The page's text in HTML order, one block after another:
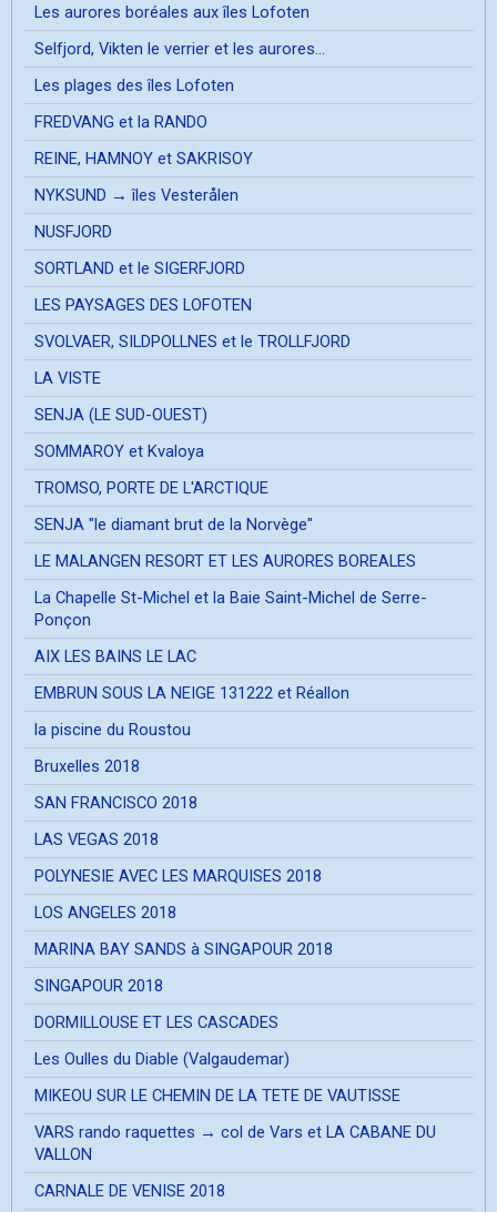
Les aurores boréales aux îles Lofoten
Selfjord, Vikten le verrier et les aurores...
Les plages des îles Lofoten
FREDVANG et la RANDO
REINE, HAMNOY et SAKRISOY
NYKSUND → îles Vesterålen
NUSFJORD
SORTLAND et le SIGERFJORD
LES PAYSAGES DES LOFOTEN
SVOLVAER, SILDPOLLNES et le TROLLFJORD
LA VISTE
SENJA (LE SUD-OUEST)
SOMMAROY et Kvaloya
TROMSO, PORTE DE L'ARCTIQUE
SENJA "le diamant brut de la Norvège"
LE MALANGEN RESORT ET LES AURORES BOREALES
La Chapelle St-Michel et la Baie Saint-Michel de Serre-
Ponçon
AIX LES BAINS LE LAC
EMBRUN SOUS LA NEIGE 131222 et Réallon
la piscine du Roustou
Bruxelles 2018
SAN FRANCISCO 2018
LAS VEGAS 2018
POLYNESIE AVEC LES MARQUISES 2018
LOS ANGELES 2018
MARINA BAY SANDS à SINGAPOUR 2018
SINGAPOUR 2018
DORMILLOUSE ET LES CASCADES
Les Oulles du Diable (Valgaudemar)
MIKEOU SUR LE CHEMIN DE LA TETE DE VAUTISSE
VARS rando raquettes → col de Vars et LA CABANE DU
VALLON
CARNALE DE VENISE 2018